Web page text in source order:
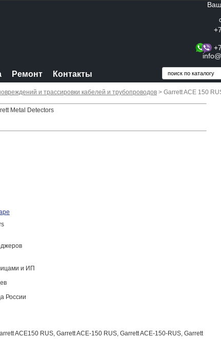
Ремонт Контакты
и трассировки кабелей и трубопроводов > Garrett ACE 150
Metal Detectors
и ИП
России
ACE150 RUS, Garrett ACE-150 RUS, Garrett ACE-150-RUS, Garrett